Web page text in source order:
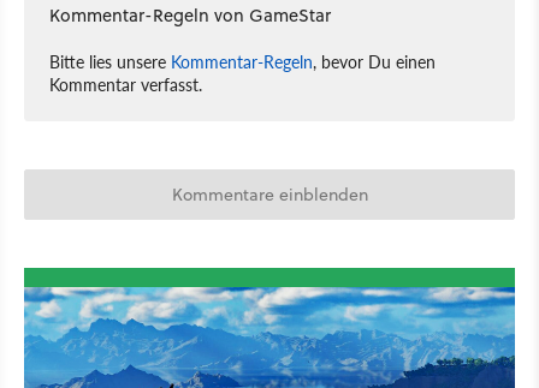
Kommentar-Regeln von GameStar
Bitte lies unsere Kommentar-Regeln, bevor Du einen
Kommentar verfasst.
Kommentare einblenden